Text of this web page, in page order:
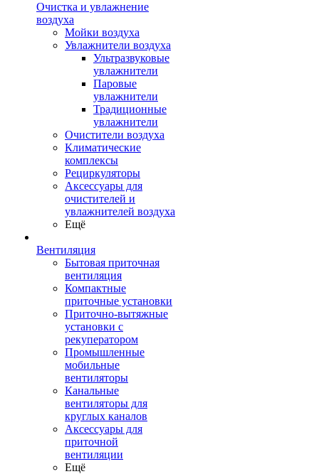
Очистка и увлажнение
воздуха
Мойки воздуха
Увлажнители воздуха
Ультразвуковые
увлажнители
Паровые
увлажнители
Традиционные
увлажнители
Очистители воздуха
Климатические
комплексы
Рециркуляторы
Аксессуары для
очистителей и
увлажнителей воздуха
Ещё
Вентиляция
Бытовая приточная
вентиляция
Компактные
приточные установки
Приточно-вытяжные
установки с
рекуператором
Промышленные
мобильные
вентиляторы
Канальные
вентиляторы для
круглых каналов
Аксессуары для
приточной
вентиляции
Ещё